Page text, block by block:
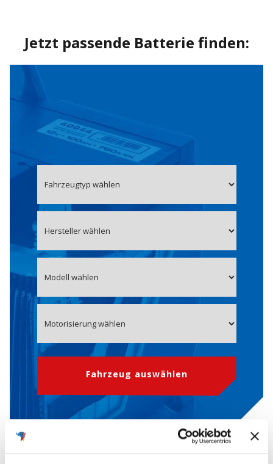
Jetzt passende Batterie finden:
Fahrzeug auswählen